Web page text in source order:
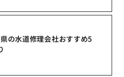
の水道修理会社おすすめ5